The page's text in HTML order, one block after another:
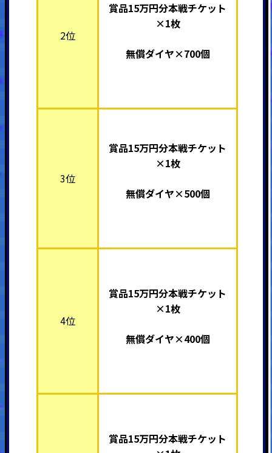
2位
賞品15万円分本戦チケット
×1枚
無償ダイヤ×700個
3位
賞品15万円分本戦チケット
×1枚
無償ダイヤ×500個
4位
賞品15万円分本戦チケット
×1枚
無償ダイヤ×400個
賞品15万円分本戦チケット